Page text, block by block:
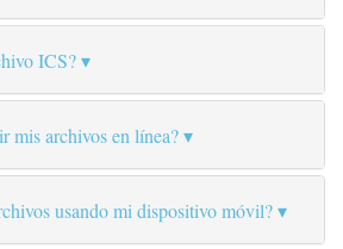
ICS?
mis archivos en línea?
usando mi dispositivo móvil?